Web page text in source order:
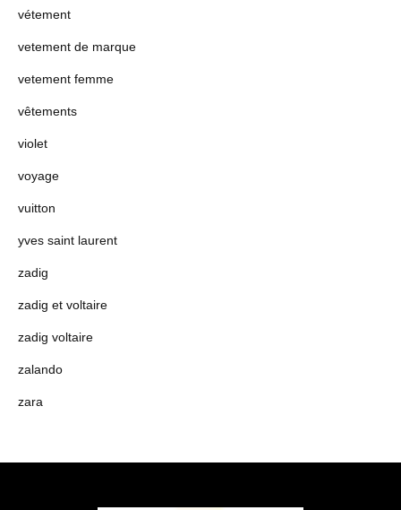
vétement
vetement de marque
vetement femme
vêtements
violet
voyage
vuitton
yves saint laurent
zadig
zadig et voltaire
zadig voltaire
zalando
zara